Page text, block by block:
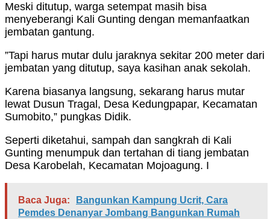
Meski ditutup, warga setempat masih bisa
menyeberangi Kali Gunting dengan memanfaatkan
jembatan gantung.
”Tapi harus mutar dulu jaraknya sekitar 200 meter dari
jembatan yang ditutup, saya kasihan anak sekolah.
Karena biasanya langsung, sekarang harus mutar
lewat Dusun Tragal, Desa Kedungpapar, Kecamatan
Sumobito,” pungkas Didik.
Seperti diketahui, sampah dan sangkrah di Kali
Gunting menumpuk dan tertahan di tiang jembatan
Desa Karobelah, Kecamatan Mojoagung. I
Baca Juga:
Bangunkan Kampung Ucrit, Cara
Pemdes Denanyar Jombang Bangunkan Rumah